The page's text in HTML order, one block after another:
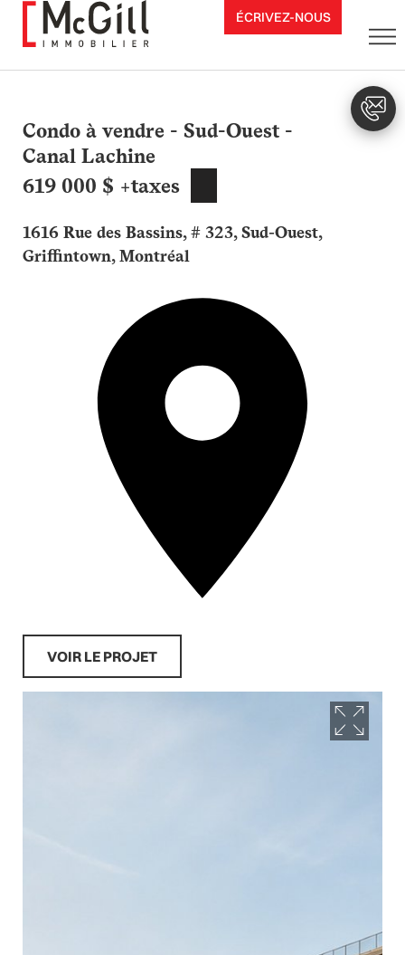
Aller
ÉCRIVEZ-NOUS
Condo à vendre - Sud-Ouest -
Canal Lachine
619 000 $ +taxes
1616 Rue des Bassins, # 323, Sud-Ouest,
Griffintown, Montréal
VOIR LE PROJET